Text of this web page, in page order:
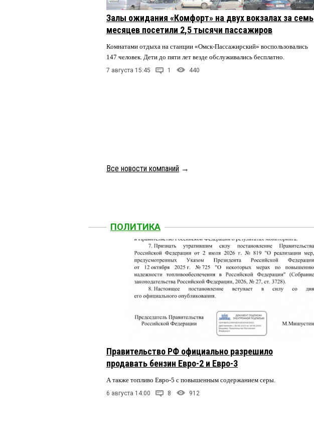
Залы ожидания «Комфорт» на двух вокзалах за семь
месяцев посетили 2,5 тысячи пассажиров
Комнатами отдыха на станции «Омск-Пассажирский» воспользовались
147 человек. Дети до пяти лет везде обслуживались бесплатно.
7 августа 15:45 1 440
Все новости компаний →
ПОЛИТИКА
Правительство РФ официально разрешило
продавать бензин Евро-2 и Евро-3
А также топливо Евро-5 с повышенным содержанием серы.
6 августа 14:00 8 912